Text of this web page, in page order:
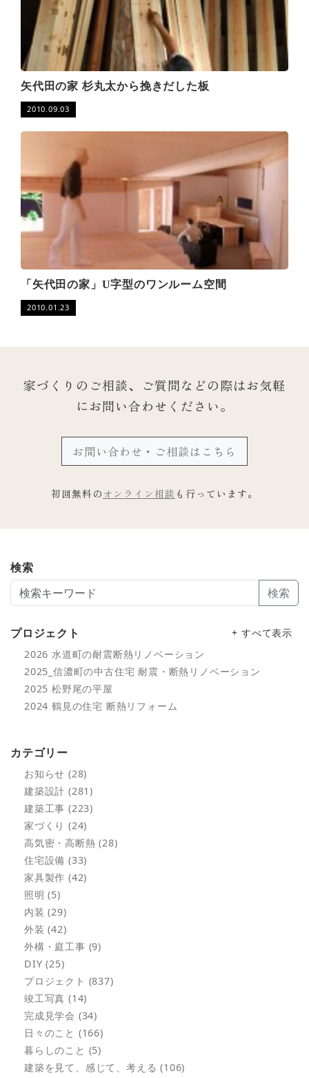
矢代田の家 杉丸太から挽きだした板
2010.09.03
「矢代田の家」U字型のワンルーム空間
2010.01.23
家づくりのご相談、ご質問などの際はお気軽
にお問い合わせください。
お問い合わせ・ご相談はこちら
初回無料の オンライン相談 も行っています。
検索
検索
プロジェクト
+ すべて表示
2026 水道町の耐震断熱リノベーション
2025_信濃町の中古住宅 耐震・断熱リノベーション
2025 松野尾の平屋
2024 鶴見の住宅 断熱リフォーム
カテゴリー
お知らせ (28)
建築設計 (281)
建築工事 (223)
家づくり (24)
高気密・高断熱 (28)
住宅設備 (33)
家具製作 (42)
照明 (5)
内装 (29)
外装 (42)
外構・庭工事 (9)
DIY (25)
プロジェクト (837)
竣工写真 (14)
完成見学会 (34)
日々のこと (166)
暮らしのこと (5)
建築を見て、感じて、考える (106)